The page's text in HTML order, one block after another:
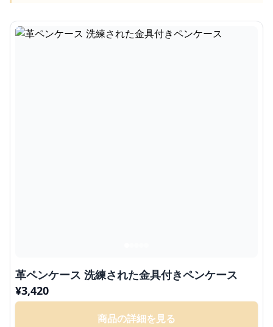
革ペンケース 洗練された金具付きペンケース
¥3,420
商品の詳細を見る